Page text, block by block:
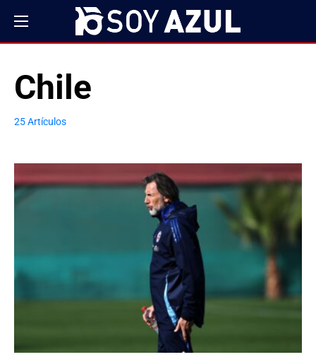
Chile
25 Artículos